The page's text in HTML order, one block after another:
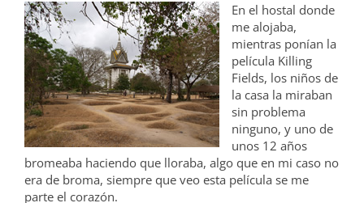
En el hostal donde
me alojaba,
mientras ponían la
película Killing
Fields, los niños de
la casa la miraban
sin problema
ninguno, y uno de
unos 12 años
bromeaba haciendo que lloraba, algo que en mi caso no
era de broma, siempre que veo esta película se me
parte el corazón.